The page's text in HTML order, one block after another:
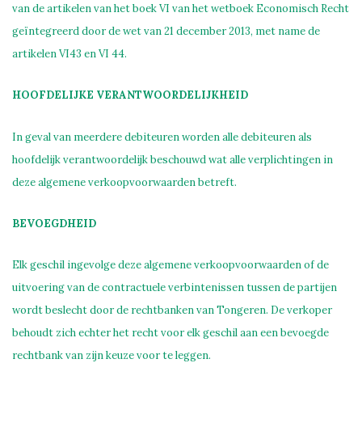
van de artikelen van het boek VI van het wetboek Economisch Recht
geïntegreerd door de wet van 21 december 2013, met name de
artikelen VI43 en VI 44.
HOOFDELIJKE VERANTWOORDELIJKHEID
In geval van meerdere debiteuren worden alle debiteuren als
hoofdelijk verantwoordelijk beschouwd wat alle verplichtingen in
deze algemene verkoopvoorwaarden betreft.
BEVOEGDHEID
Elk geschil ingevolge deze algemene verkoopvoorwaarden of de
uitvoering van de contractuele verbintenissen tussen de partijen
wordt beslecht door de rechtbanken van Tongeren. De verkoper
behoudt zich echter het recht voor elk geschil aan een bevoegde
rechtbank van zijn keuze voor te leggen.